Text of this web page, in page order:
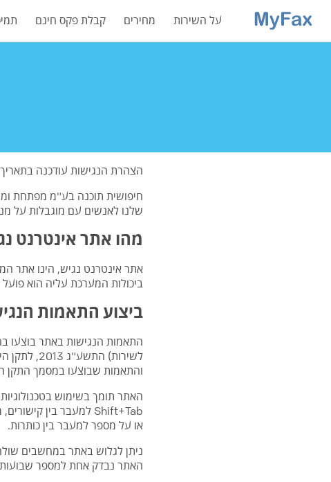
על השירות מחירים קבלת פקס חינם
הצהרת הנגישות עודכנה בתאריך 25.8.2022
חיפושית תוכנה בע"מ מפתחת
שלנו לאנשים עם מוגבלות על
מהו אתר אינטרנט
אתר אינטרנט נגיש, הינו אתר
ביכולות המערכת עליה הוא פועל
ביצוע התאמות
התאמות הנגישות באתר בוצעו
והתאמות שבוצעו במסמך התקן
או על מספר למעבר בין כותרות.
ניתן לגלוש באתר במחשבים
האתר נבדק אחת למספר